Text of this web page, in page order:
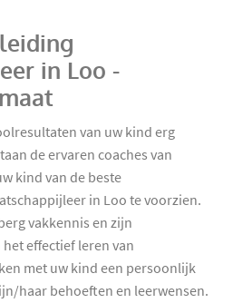
in Loo -
van uw kind erg
de ervaren coaches van
kind van de beste
in Loo te voorzien.
vakkennis en zijn
effectief leren van
met uw kind een persoonlijk
haar behoeften en leerwensen.